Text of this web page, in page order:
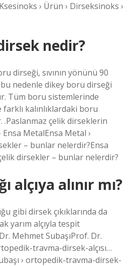
› Ürün › Dirseksinoks ›
nedir?
dirseği, sıvının yönünü 90
nedenle dikey boru dirseği
Tüm boru sistemlerinde
farklı kalınlıklardaki boru
.Paslanmaz çelik dirseklerin
MetalEnsa Metal ›
– bunlar nelerdir?Ensa
dirsekler – bunlar nelerdir?
alçıya alınır mı?
gibi dirsek çıkıklarında da
yarım alçıyla tespit
Mehmet SubaşıProf. Dr.
travma-dirsek-alçısı…
› ortopedik-travma-dirsek-